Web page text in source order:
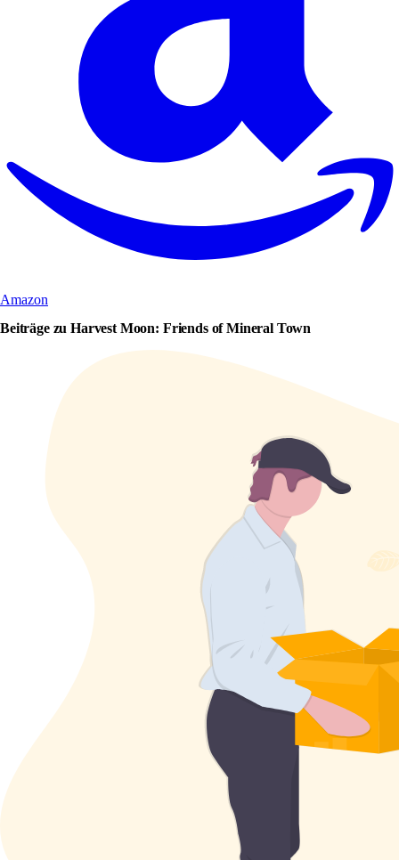
Amazon
Beiträge zu Harvest Moon: Friends of Mineral Town